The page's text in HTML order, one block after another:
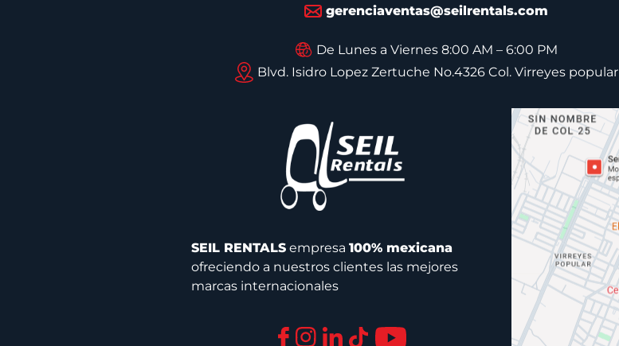
gerenciaventas@seilrentals.com
De Lunes a Viernes 8:00 AM – 6:00 PM
Blvd. Isidro Lopez Zertuche No.4326 Col. Virreyes popular
SEIL RENTALSempresa 100% mexicana
ofreciendo a nuestros clientes las mejores
marcas internacionales